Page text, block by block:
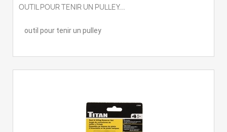
OUTIL POUR TENIR UN PULLEY...
outil pour tenir un pulley